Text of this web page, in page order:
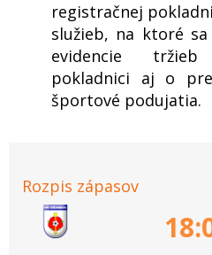
registračnej
služieb, na ktoré
evidencie
pokladnici aj o
športové podujatia.
Rozpis zápasov